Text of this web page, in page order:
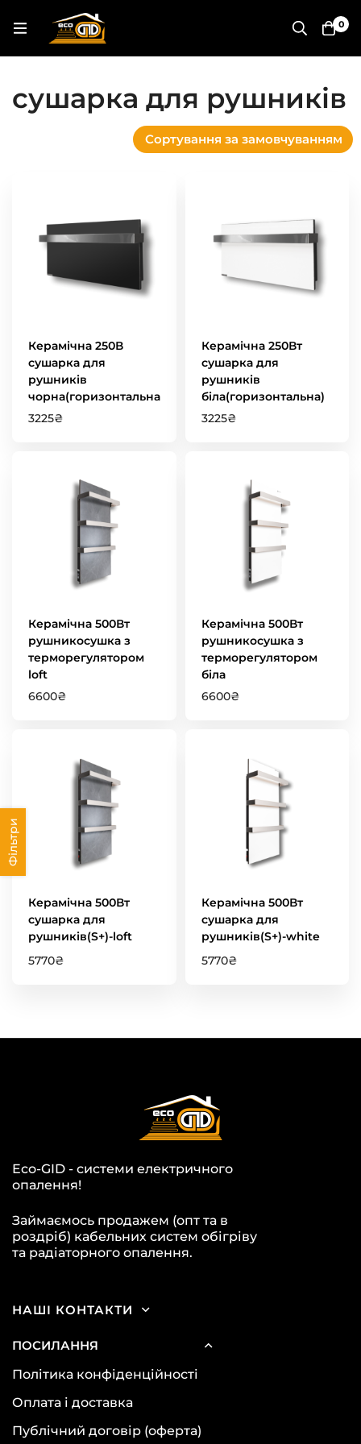
0
Фільтри
сушарка для рушників
Сортування за замовчуванням
Керамічна 250В
сушарка для
рушників
чорна(горизонтальна)
3225₴
Керамічна 250Вт
сушарка для
рушників
біла(горизонтальна)
3225₴
Керамічна 500Вт
рушникосушка з
терморегулятором
loft
6600₴
Керамічна 500Вт
рушникосушка з
терморегулятором
біла
6600₴
Керамічна 500Вт
сушарка для
рушників(S+)-loft
5770₴
Керамічна 500Вт
сушарка для
рушників(S+)-white
5770₴
Eco-GID - системи електричного
опалення!
Займаємось продажем (опт та в
роздріб) кабельних систем обігріву
та радіаторного опалення.
НАШІ КОНТАКТИ
ПОСИЛАННЯ
Політика конфіденційності
Оплата і доставка
Публічний договір (оферта)